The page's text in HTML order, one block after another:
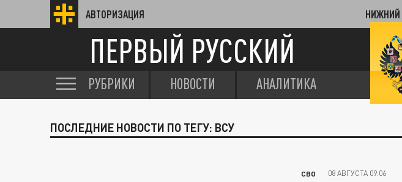
АВТОРИЗАЦИЯ НИЖНИЙ
ПЕРВЫЙ РУССКИЙ
РУБРИКИ НОВОСТИ АНАЛИТИКА
ПОСЛЕДНИЕ НОВОСТИ ПО ТЕГУ: ВСУ
СВО 08 АВГУСТА 09:06